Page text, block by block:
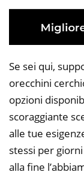
Se sei qui,
orecchini
opzioni
scoraggiante
alle tue
stessi per
alla fine